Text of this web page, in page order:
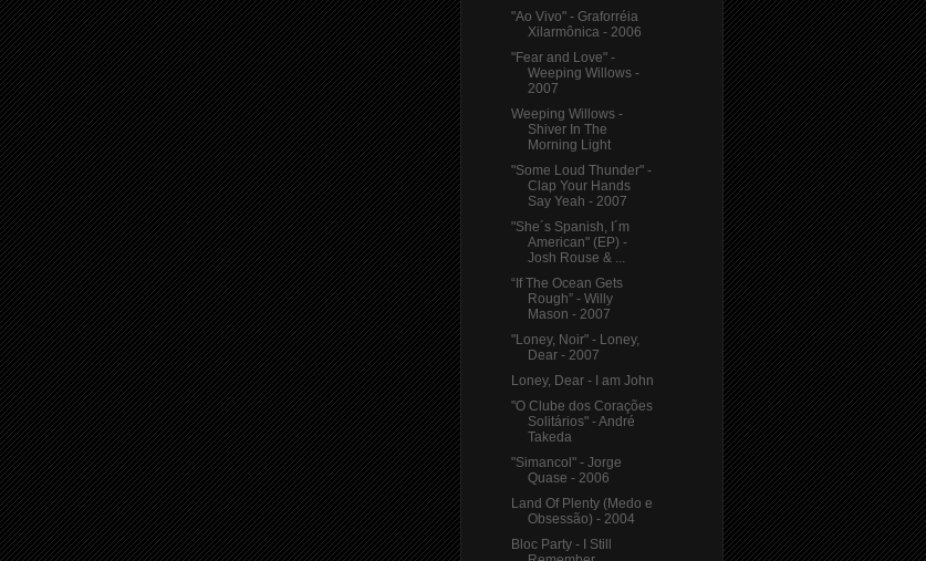
"Ao Vivo" - Graforréia
Xilarmônica - 2006
"Fear and Love" -
Weeping Willows -
2007
Weeping Willows -
Shiver In The
Morning Light
"Some Loud Thunder" -
Clap Your Hands
Say Yeah - 2007
"She´s Spanish, I´m
American" (EP) -
Josh Rouse & ...
“If The Ocean Gets
Rough” - Willy
Mason - 2007
"Loney, Noir" - Loney,
Dear - 2007
Loney, Dear - I am John
"O Clube dos Corações
Solitários" - André
Takeda
"Simancol" - Jorge
Quase - 2006
Land Of Plenty (Medo e
Obsessão) - 2004
Bloc Party - I Still